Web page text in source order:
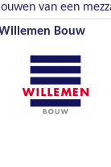
van een
Bouw